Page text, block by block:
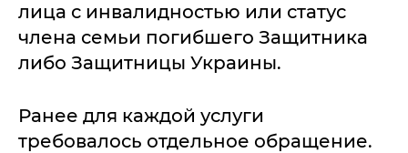
лица с инвалидностью или статус
члена семьи погибшего Защитника
либо Защитницы Украины.
Ранее для каждой услуги
требовалось отдельное обращение.